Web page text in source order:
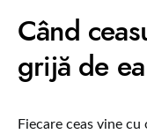
Când
grijă de ea
Fiecare ceas vine